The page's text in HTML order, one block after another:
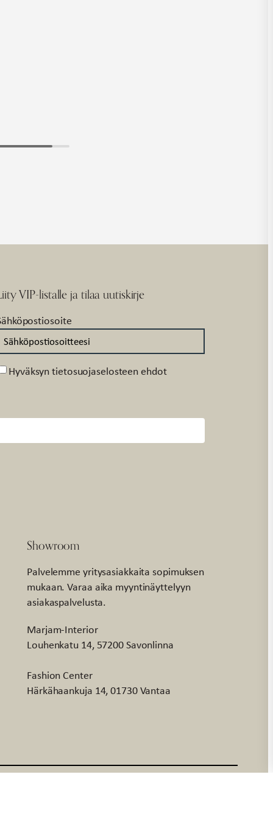
VIP-listalle ja tilaa uutiskirje
Hyväksyn tietosuojaselosteen ehdot
Showroom
Palvelemme yritysasiakkaita sopimuksen
mukaan. Varaa aika myyntinäyttelyyn
asiakaspalvelusta.
Marjam-Interior
Louhenkatu 14, 57200 Savonlinna
Fashion Center
Härkähaankuja 14, 01730 Vantaa